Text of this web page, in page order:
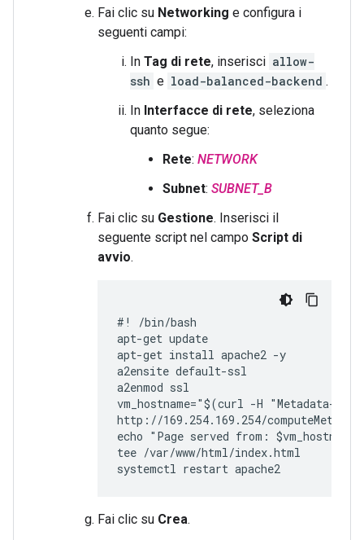
Fai clic su Networking e configura i
seguenti campi:
In Tag di rete, inserisci allow-
ssh e load-balanced-backend .
In Interfacce di rete, seleziona
quanto segue:
Rete: NETWORK
Subnet: SUBNET_B
Fai clic su Gestione. Inserisci il
seguente script nel campo Script di
avvio.
#! /bin/bash
apt-get update
apt-get install apache2 -y
a2ensite default-ssl
a2enmod ssl
vm_hostname="$(curl -H "Metadata-
http://169.254.169.254/
echo "Page served from:
tee /var/www/html/index.html
Fai clic su Crea.